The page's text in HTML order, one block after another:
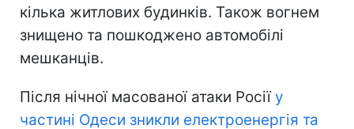
кілька житлових будинків. Також вогнем
знищено та пошкоджено автомобілі
мешканців.
Після нічної масованої атаки Росіїу
частині Одеси зникли електроенергія та